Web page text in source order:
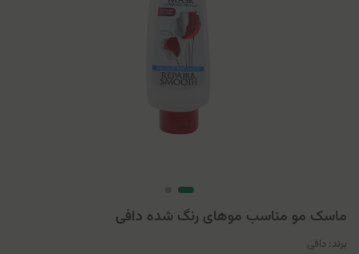
ماسک مو مناسب موهای رنگ شده دافی
برند: دافی